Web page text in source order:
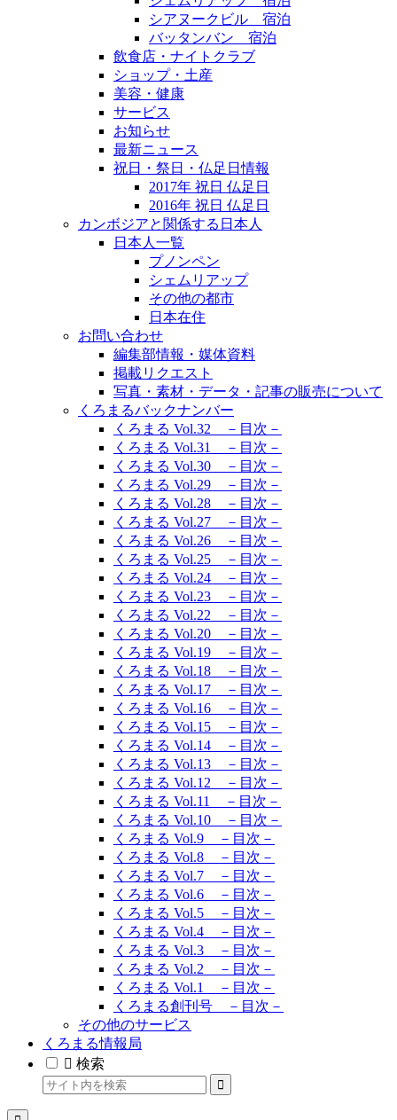
シアヌークビル 宿泊
バッタンバン 宿泊
飲食店・ナイトクラブ
ショップ・土産
美容・健康
サービス
お知らせ
最新ニュース
祝日・祭日・仏足日情報
2017年 祝日 仏足日
2016年 祝日 仏足日
カンボジアと関係する日本人
日本人一覧
プノンペン
シェムリアップ
その他の都市
日本在住
お問い合わせ
編集部情報・媒体資料
掲載リクエスト
写真・素材・データ・記事の販売について
くろまるバックナンバー
くろまる Vol.32 －目次－
くろまる Vol.31 －目次－
くろまる Vol.30 －目次－
くろまる Vol.29 －目次－
くろまる Vol.28 －目次－
くろまる Vol.27 －目次－
くろまる Vol.26 －目次－
くろまる Vol.25 －目次－
くろまる Vol.24 －目次－
くろまる Vol.23 －目次－
くろまる Vol.22 －目次－
くろまる Vol.20 －目次－
くろまる Vol.19 －目次－
くろまる Vol.18 －目次－
くろまる Vol.17 －目次－
くろまる Vol.16 －目次－
くろまる Vol.15 －目次－
くろまる Vol.14 －目次－
くろまる Vol.13 －目次－
くろまる Vol.12 －目次－
くろまる Vol.11 －目次－
くろまる Vol.10 －目次－
くろまる Vol.9 －目次－
くろまる Vol.8 －目次－
くろまる Vol.7 －目次－
くろまる Vol.6 －目次－
くろまる Vol.5 －目次－
くろまる Vol.4 －目次－
くろまる Vol.3 －目次－
くろまる Vol.2 －目次－
くろまる Vol.1 －目次－
くろまる創刊号 －目次－
その他のサービス
くろまる情報局
検索